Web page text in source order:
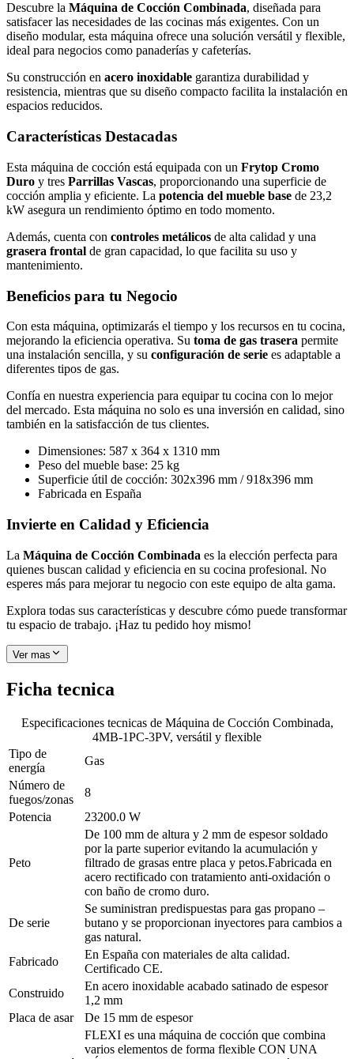
Descubre la Máquina de Cocción Combinada, diseñada para
satisfacer las necesidades de las cocinas más exigentes. Con un
diseño modular, esta máquina ofrece una solución versátil y flexible,
ideal para negocios como panaderías y cafeterías.
Su construcción en acero inoxidable garantiza durabilidad y
resistencia, mientras que su diseño compacto facilita la instalación en
espacios reducidos.
Características Destacadas
Esta máquina de cocción está equipada con un Frytop Cromo
Duro y tres Parrillas Vascas, proporcionando una superficie de
cocción amplia y eficiente. La potencia del mueble base de 23,2
kW asegura un rendimiento óptimo en todo momento.
Además, cuenta con controles metálicos de alta calidad y una
grasera frontal de gran capacidad, lo que facilita su uso y
mantenimiento.
Beneficios para tu Negocio
Con esta máquina, optimizarás el tiempo y los recursos en tu cocina,
mejorando la eficiencia operativa. Su toma de gas trasera permite
una instalación sencilla, y su configuración de serie es adaptable a
diferentes tipos de gas.
Confía en nuestra experiencia para equipar tu cocina con lo mejor
del mercado. Esta máquina no solo es una inversión en calidad, sino
también en la satisfacción de tus clientes.
Dimensiones: 587 x 364 x 1310 mm
Peso del mueble base: 25 kg
Superficie útil de cocción: 302x396 mm / 918x396 mm
Fabricada en España
Invierte en Calidad y Eficiencia
La Máquina de Cocción Combinada es la elección perfecta para
quienes buscan calidad y eficiencia en su cocina profesional. No
esperes más para mejorar tu negocio con este equipo de alta gama.
Explora todas sus características y descubre cómo puede transformar
tu espacio de trabajo. ¡Haz tu pedido hoy mismo!
Ver mas
Ficha tecnica
Especificaciones tecnicas de Máquina de Cocción Combinada,
4MB-1PC-3PV, versátil y flexible
Tipo de
energía
Gas
Número de
fuegos/zonas
8
Potencia
23200.0 W
Peto
De 100 mm de altura y 2 mm de espesor soldado
por la parte superior evitando la acumulación y
filtrado de grasas entre placa y petos.Fabricada en
acero rectificado con tratamiento anti-oxidación o
con baño de cromo duro.
De serie
Se suministran predispuestas para gas propano –
butano y se proporcionan inyectores para cambios a
gas natural.
Fabricado
En España con materiales de alta calidad.
Certificado CE.
Construido
En acero inoxidable acabado satinado de espesor
1,2 mm
Placa de asar
De 15 mm de espesor
FLEXI es una máquina de cocción que combina
varios elementos de forma flexible CON UNA